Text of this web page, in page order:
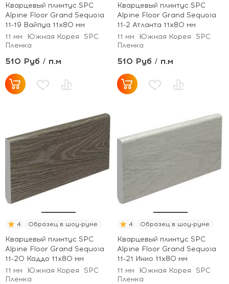
Кварцевый плинтус SPC
Alpine Floor Grand Sequoia
11-19 Вайпуа 11х80 мм
11 мм
Южная Корея
SPC
Пленка
510 Руб / п.м
Кварцевый плинтус SPC
Alpine Floor Grand Sequoia
11-2 Атланта 11х80 мм
11 мм
Южная Корея
SPC
Пленка
510 Руб / п.м
4 Образец в шоу-руме
Кварцевый плинтус SPC
Alpine Floor Grand Sequoia
11-20 Каддо 11х80 мм
11 мм
Южная Корея
SPC
Пленка
4 Образец в шоу-руме
Кварцевый плинтус SPC
Alpine Floor Grand Sequoia
11-21 Инио 11х80 мм
11 мм
Южная Корея
SPC
Пленка